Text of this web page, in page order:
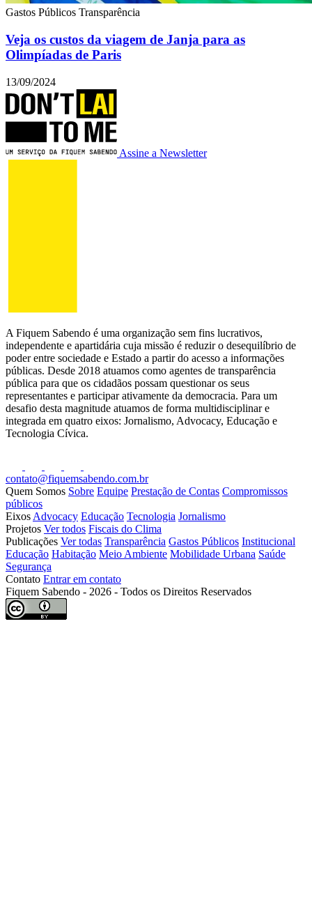
Gastos Públicos Transparência
Veja os custos da viagem de Janja para as
Olimpíadas de Paris
13/09/2024
Assine a Newsletter
A Fiquem Sabendo é uma organização sem fins lucrativos,
independente e apartidária cuja missão é reduzir o desequilíbrio de
poder entre sociedade e Estado a partir do acesso a informações
públicas. Desde 2018 atuamos como agentes de transparência
pública para que os cidadãos possam questionar os seus
representantes e participar ativamente da democracia. Para um
desafio desta magnitude atuamos de forma multidisciplinar e
integrada em quatro eixos: Jornalismo, Advocacy, Educação e
Tecnologia Cívica.
contato@fiquemsabendo.com.br
Quem Somos Sobre Equipe Prestação de Contas Compromissos
públicos
Eixos Advocacy Educação Tecnologia Jornalismo
Projetos Ver todos Fiscais do Clima
Publicações Ver todas Transparência Gastos Públicos Institucional
Educação Habitação Meio Ambiente Mobilidade Urbana Saúde
Segurança
Contato Entrar em contato
Fiquem Sabendo - 2026 - Todos os Direitos Reservados